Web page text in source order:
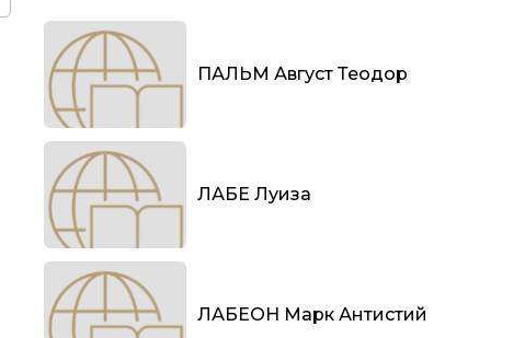
ПАЛЬМ Август Теодор
ЛАБЕ Луиза
ЛАБЕОН Марк Антистий